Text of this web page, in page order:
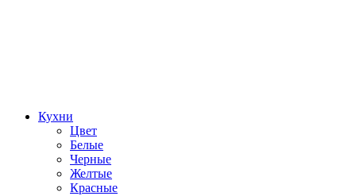
Кухни
Цвет
Белые
Черные
Желтые
Красные